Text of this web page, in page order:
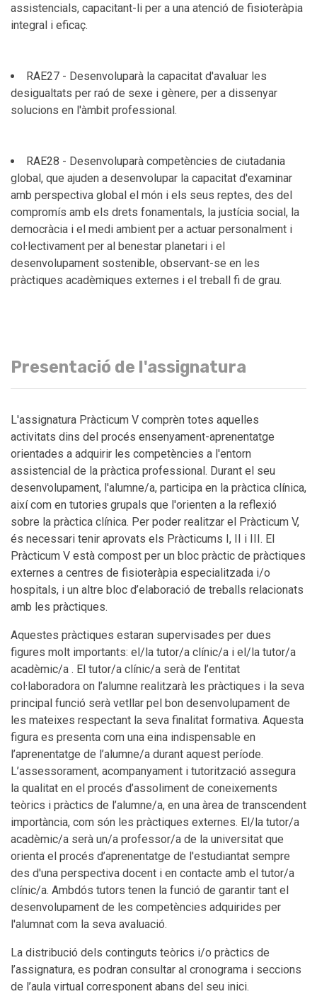
assistencials, capacitant-li per a una atenció de fisioteràpia
integral i eficaç.
RAE27 - Desenvoluparà la capacitat d'avaluar les
desigualtats per raó de sexe i gènere, per a dissenyar
solucions en l'àmbit professional.
RAE28 - Desenvoluparà competències de ciutadania
global, que ajuden a desenvolupar la capacitat d'examinar
amb perspectiva global el món i els seus reptes, des del
compromís amb els drets fonamentals, la justícia social, la
democràcia i el medi ambient per a actuar personalment i
col·lectivament per al benestar planetari i el
desenvolupament sostenible, observant-se en les
pràctiques acadèmiques externes i el treball fi de grau.
Presentació de l'assignatura
L'assignatura Pràcticum V comprèn totes aquelles
activitats dins del procés ensenyament-aprenentatge
orientades a adquirir les competències a l'entorn
assistencial de la pràctica professional. Durant el seu
desenvolupament, l'alumne/a, participa en la pràctica clínica,
així com en tutories grupals que l'orienten a la reflexió
sobre la pràctica clínica. Per poder realitzar el Pràcticum V,
és necessari tenir aprovats els Pràcticums I, II i III. El
Pràcticum V està compost per un bloc pràctic de pràctiques
externes a centres de fisioteràpia especialitzada i/o
hospitals, i un altre bloc d’elaboració de treballs relacionats
amb les pràctiques.
Aquestes pràctiques estaran supervisades per dues
figures molt importants: el/la tutor/a clínic/a i el/la tutor/a
acadèmic/a . El tutor/a clínic/a serà de l’entitat
col·laboradora on l’alumne realitzarà les pràctiques i la seva
principal funció serà vetllar pel bon desenvolupament de
les mateixes respectant la seva finalitat formativa. Aquesta
figura es presenta com una eina indispensable en
l’aprenentatge de l’alumne/a durant aquest període.
L’assessorament, acompanyament i tutorització assegura
la qualitat en el procés d’assoliment de coneixements
teòrics i pràctics de l’alumne/a, en una àrea de transcendent
importància, com són les pràctiques externes. El/la tutor/a
acadèmic/a serà un/a professor/a de la universitat que
orienta el procés d’aprenentatge de l'estudiantat sempre
des d'una perspectiva docent i en contacte amb el tutor/a
clínic/a. Ambdós tutors tenen la funció de garantir tant el
desenvolupament de les competències adquirides per
l'alumnat com la seva avaluació.
La distribució dels continguts teòrics i/o pràctics de
l’assignatura, es podran consultar al cronograma i seccions
de l’aula virtual corresponent abans del seu inici.